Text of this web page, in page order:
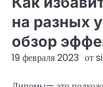
на разных
обзор
19 февраля 2023 от